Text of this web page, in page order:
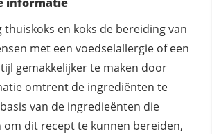
thuiskoks en koks de bereiding van
met een voedselallergie of een
gemakkelijker te maken door
omtrent de ingrediënten te
van de ingredieënten die
dit recept te kunnen bereiden,